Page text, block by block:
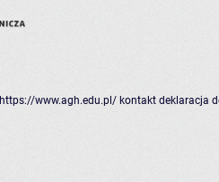
https://www.agh.edu.pl/ kontakt deklaracja